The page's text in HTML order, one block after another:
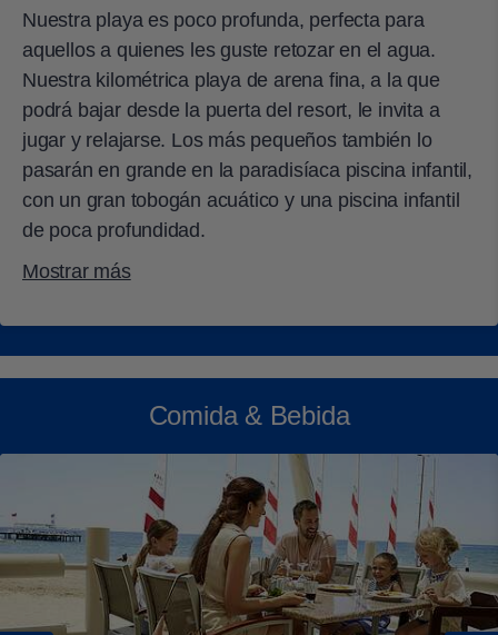
Nuestra playa es poco profunda, perfecta para
aquellos a quienes les guste retozar en el agua.
Nuestra kilométrica playa de arena fina, a la que
podrá bajar desde la puerta del resort, le invita a
jugar y relajarse. Los más pequeños también lo
pasarán en grande en la paradisíaca piscina infantil,
con un gran tobogán acuático y una piscina infantil
de poca profundidad.
Mostrar más
Comida & Bebida